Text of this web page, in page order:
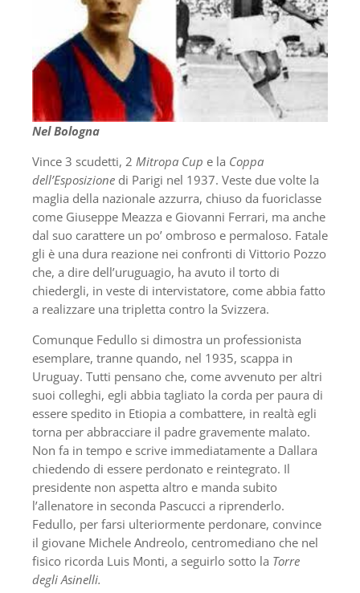
Nel Bologna
Vince 3 scudetti, 2 Mitropa Cup e la Coppa
dell’Esposizione di Parigi nel 1937. Veste due volte la
maglia della nazionale azzurra, chiuso da fuoriclasse
come Giuseppe Meazza e Giovanni Ferrari, ma anche
dal suo carattere un po’ ombroso e permaloso. Fatale
gli è una dura reazione nei confronti di Vittorio Pozzo
che, a dire dell’uruguagio, ha avuto il torto di
chiedergli, in veste di intervistatore, come abbia fatto
a realizzare una tripletta contro la Svizzera.
Comunque Fedullo si dimostra un professionista
esemplare, tranne quando, nel 1935, scappa in
Uruguay. Tutti pensano che, come avvenuto per altri
suoi colleghi, egli abbia tagliato la corda per paura di
essere spedito in Etiopia a combattere, in realtà egli
torna per abbracciare il padre gravemente malato.
Non fa in tempo e scrive immediatamente a Dallara
chiedendo di essere perdonato e reintegrato. Il
presidente non aspetta altro e manda subito
l’allenatore in seconda Pascucci a riprenderlo.
Fedullo, per farsi ulteriormente perdonare, convince
il giovane Michele Andreolo, centromediano che nel
fisico ricorda Luis Monti, a seguirlo sotto la Torre
degli Asinelli.